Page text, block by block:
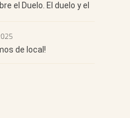
el Duelo. El duelo y el
de local!